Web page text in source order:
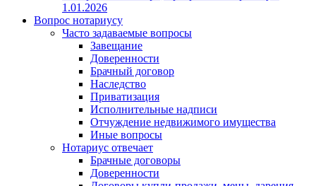
1.01.2026
Вопрос нотариусу
Часто задаваемые вопросы
Завещание
Доверенности
Брачный договор
Наследство
Приватизация
Исполнительные надписи
Отчуждение недвижимого имущества
Иные вопросы
Нотариус отвечает
Брачные договоры
Доверенности